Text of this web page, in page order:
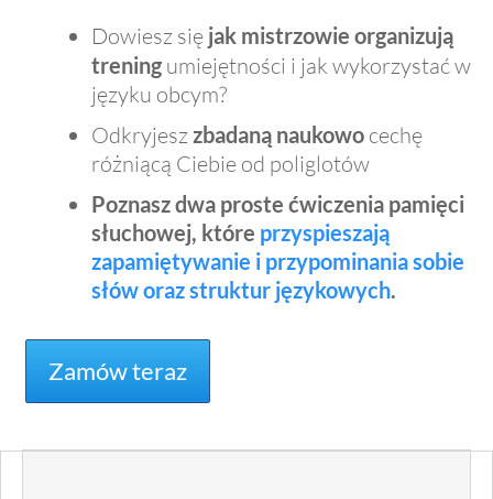
Dowiesz się jak mistrzowie organizują
trening umiejętności i jak wykorzystać w
języku obcym?
Odkryjeszzbadaną naukowo cechę
różniącą Ciebie od poliglotów
Poznasz dwa proste ćwiczenia pamięci
słuchowej, które przyspieszają
zapamiętywanie i przypominania sobie
słów oraz struktur językowych.
Zamów teraz